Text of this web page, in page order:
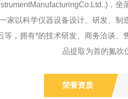
，
家以科学仪器设备设计、研发、
，拥有*的技术研发、商务洽谈
品提取为首的氮吹
荣誉资质